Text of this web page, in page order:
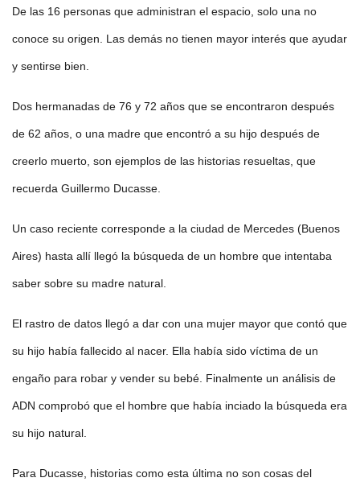
De las 16 personas que administran el espacio, solo una no
conoce su origen. Las demás no tienen mayor interés que ayudar
y sentirse bien.
Dos hermanadas de 76 y 72 años que se encontraron después
de 62 años, o una madre que encontró a su hijo después de
creerlo muerto, son ejemplos de las historias resueltas, que
recuerda Guillermo Ducasse.
Un caso reciente corresponde a la ciudad de Mercedes (Buenos
Aires) hasta allí llegó la búsqueda de un hombre que intentaba
saber sobre su madre natural.
El rastro de datos llegó a dar con una mujer mayor que contó que
su hijo había fallecido al nacer. Ella había sido víctima de un
engaño para robar y vender su bebé. Finalmente un análisis de
ADN comprobó que el hombre que había inciado la búsqueda era
su hijo natural.
Para Ducasse, historias como esta última no son cosas del